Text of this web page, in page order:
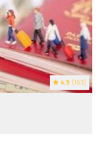
4.9 (163)